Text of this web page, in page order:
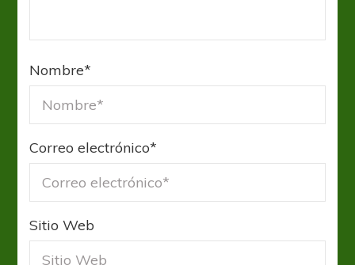
Nombre*
Correo electrónico*
Sitio Web